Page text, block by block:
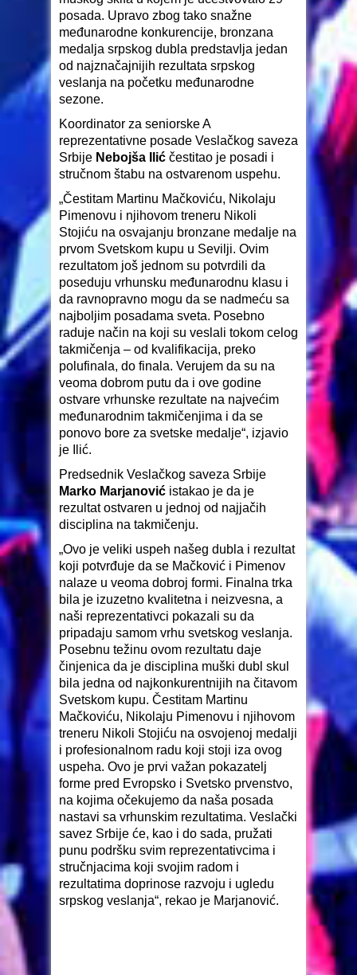
posada. Upravo zbog tako snažne
međunarodne konkurencije, bronzana
medalja srpskog dubla predstavlja jedan
od najznačajnijih rezultata srpskog
veslanja na početku međunarodne
sezone.
Koordinator za seniorske A
reprezentativne posade Veslačkog saveza
Srbije Nebojša Ilić čestitao je posadi i
stručnom štabu na ostvarenom uspehu.
„Čestitam Martinu Mačkoviću, Nikolaju
Pimenovu i njihovom treneru Nikoli
Stojiću na osvajanju bronzane medalje na
prvom Svetskom kupu u Sevilji. Ovim
rezultatom još jednom su potvrdili da
poseduju vrhunsku međunarodnu klasu i
da ravnopravno mogu da se nadmeću sa
najboljim posadama sveta. Posebno
raduje način na koji su veslali tokom celog
takmičenja – od kvalifikacija, preko
polufinala, do finala. Verujem da su na
veoma dobrom putu da i ove godine
ostvare vrhunske rezultate na najvećim
međunarodnim takmičenjima i da se
ponovo bore za svetske medalje“, izjavio
je Ilić.
Predsednik Veslačkog saveza Srbije
Marko Marjanović istakao je da je
rezultat ostvaren u jednoj od najjačih
disciplina na takmičenju.
„Ovo je veliki uspeh našeg dubla i rezultat
koji potvrđuje da se Mačković i Pimenov
nalaze u veoma dobroj formi. Finalna trka
bila je izuzetno kvalitetna i neizvesna, a
naši reprezentativci pokazali su da
pripadaju samom vrhu svetskog veslanja.
Posebnu težinu ovom rezultatu daje
činjenica da je disciplina muški dubl skul
bila jedna od najkonkurentnijih na čitavom
Svetskom kupu. Čestitam Martinu
Mačkoviću, Nikolaju Pimenovu i njihovom
treneru Nikoli Stojiću na osvojenoj medalji
i profesionalnom radu koji stoji iza ovog
uspeha. Ovo je prvi važan pokazatelj
forme pred Evropsko i Svetsko prvenstvo,
na kojima očekujemo da naša posada
nastavi sa vrhunskim rezultatima. Veslački
savez Srbije će, kao i do sada, pružati
punu podršku svim reprezentativcima i
stručnjacima koji svojim radom i
rezultatima doprinose razvoju i ugledu
srpskog veslanja“, rekao je Marjanović.